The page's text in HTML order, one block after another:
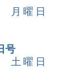
月曜日
号
土曜日